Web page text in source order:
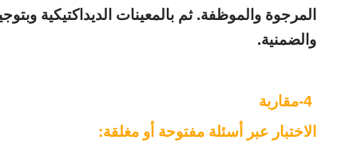
المرجوة والموظفة. ثم بالمعينات الديداكتيكية
والضمنية.
-4مقاربة
الاختبار عبر أسئلة مفتوحة أو مغلقة: